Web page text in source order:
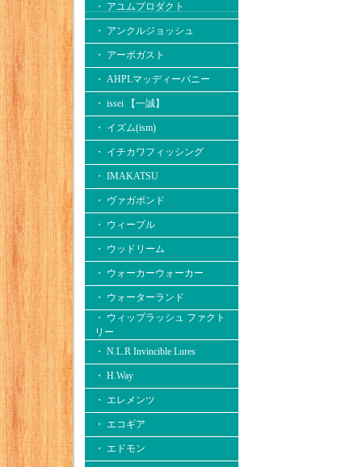
・ アユムプロダクト
・ アンクルジョッシュ
・ アーボガスト
・ AHPLマッディーバニー
・ issei 【一誠】
・ イズム(ism)
・ イチカワフィッシング
・ IMAKATSU
・ ヴァガボンド
・ ウィーブル
・ ウッドリーム
・ ウォーカーウォーカー
・ ウォーターランド
・ ウィップラッシュ ファクト
リー
・ N.L.R Invincible Lures
・ H.Way
・ エレメンツ
・ エコギア
・ エドモン